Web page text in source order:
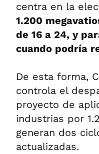
centra en la
1.200
de 16 a 24, y
cuando podría
De esta forma,
controla el
proyecto de
industrias por
generan dos
actualizadas.